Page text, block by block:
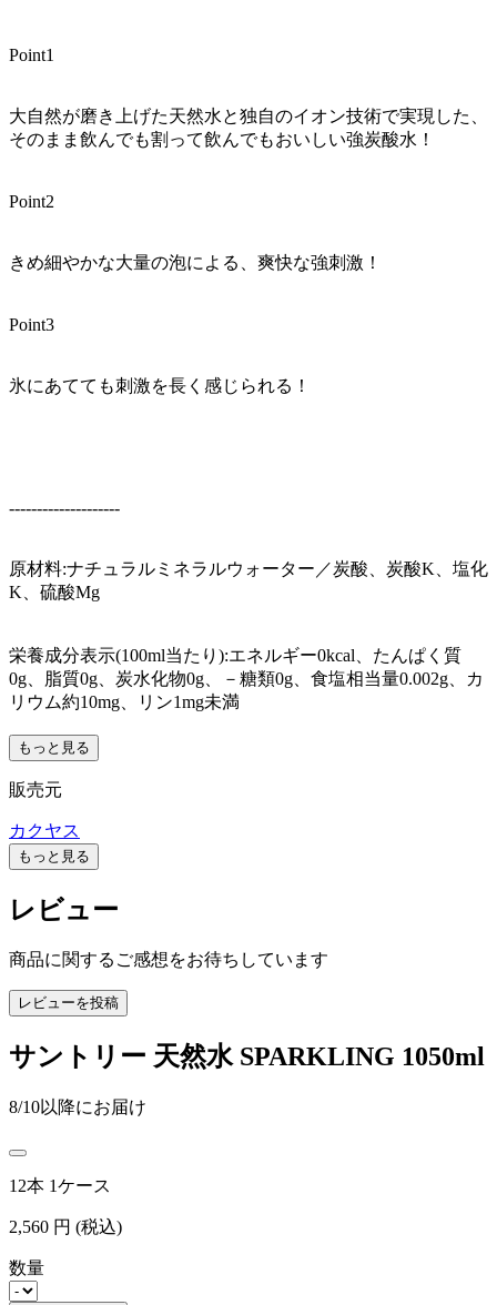
Point1
大自然が磨き上げた天然水と独自のイオン技術で実現した、
そのまま飲んでも割って飲んでもおいしい強炭酸水！
Point2
きめ細やかな大量の泡による、爽快な強刺激！
Point3
氷にあてても刺激を長く感じられる！
--------------------
原材料:ナチュラルミネラルウォーター／炭酸、炭酸K、塩化
K、硫酸Mg
栄養成分表示(100ml当たり):エネルギー0kcal、たんぱく質
0g、脂質0g、炭水化物0g、－糖類0g、食塩相当量0.002g、カ
リウム約10mg、リン1mg未満
もっと見る
販売元
カクヤス
もっと見る
レビュー
商品に関するご感想をお待ちしています
レビューを投稿
サントリー 天然水 SPARKLING 1050ml
8/10以降にお届け
12本 1ケース
2,560 円 (税込)
数量